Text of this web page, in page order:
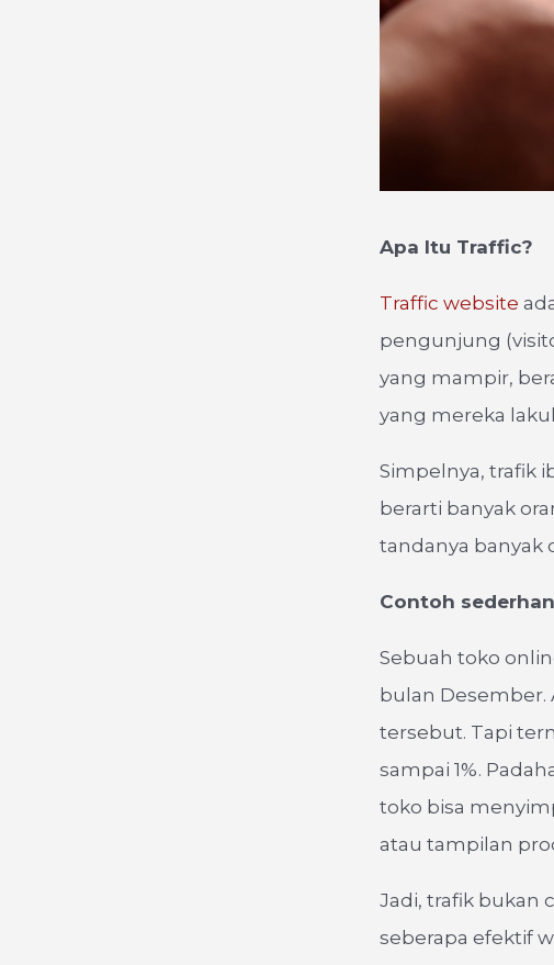
Apa Itu Traffic?
Traffic website
pengunjung
yang mampir,
yang mereka
Simpelnya, trafik
berarti banyak
tandanya banyak
Contoh
Sebuah toko
bulan Desember.
tersebut. Tapi
sampai 1%.
toko bisa
atau tampilan
Jadi, trafik bukan
seberapa efektif